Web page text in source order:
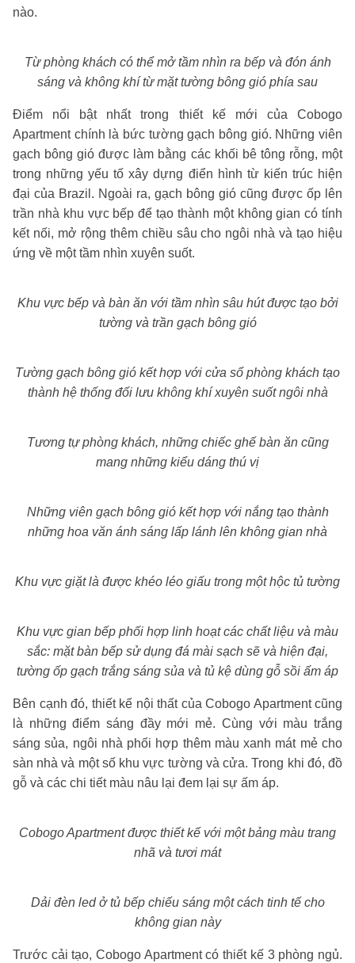
nào.
Từ phòng khách có thể mở tầm nhìn ra bếp và đón ánh
sáng và không khí từ mặt tường bông gió phía sau
Điểm nổi bật nhất trong thiết kế mới của Cobogo
Apartment chính là bức tường gạch bông gió. Những viên
gạch bông gió được làm bằng các khối bê tông rỗng, một
trong những yếu tố xây dựng điển hình từ kiến ​​trúc hiện
đại của Brazil. Ngoài ra, gạch bông gió cũng được ốp lên
trần nhà khu vực bếp để tạo thành một không gian có tính
kết nối, mở rộng thêm chiều sâu cho ngôi nhà và tạo hiệu
ứng về một tầm nhìn xuyên suốt.
Khu vực bếp và bàn ăn với tầm nhìn sâu hút được tạo bởi
tường và trần gạch bông gió
Tường gạch bông gió kết hợp với cửa sổ phòng khách tạo
thành hệ thống đối lưu không khí xuyên suốt ngôi nhà
Tương tự phòng khách, những chiếc ghế bàn ăn cũng
mang những kiểu dáng thú vị
Những viên gạch bông gió kết hợp với nắng tạo thành
những hoa văn ánh sáng lấp lánh lên không gian nhà
Khu vực giặt là được khéo léo giấu trong một hộc tủ tường
Khu vực gian bếp phối hợp linh hoạt các chất liệu và màu
sắc: mặt bàn bếp sử dụng đá mài sạch sẽ và hiện đại,
tường ốp gạch trắng sáng sủa và tủ kệ dùng gỗ sồi ấm áp
Bên cạnh đó, thiết kế nội thất của Cobogo Apartment cũng
là những điểm sáng đầy mới mẻ. Cùng với màu trắng
sáng sủa, ngôi nhà phối hợp thêm màu xanh mát mẻ cho
sàn nhà và một số khu vực tường và cửa. Trong khi đó, đồ
gỗ và các chi tiết màu nâu lại đem lại sự ấm áp.
Cobogo Apartment được thiết kế với một bảng màu trang
nhã và tươi mát
Dải đèn led ở tủ bếp chiếu sáng một cách tinh tế cho
không gian này
Trước cải tạo, Cobogo Apartment có thiết kế 3 phòng ngủ.